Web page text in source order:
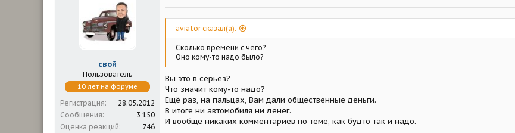
свой
Пользователь
10 лет на форуме
Регистрация
28.05.2012
Сообщения
3 150
Оценка реакций
746
aviator сказал(а):
Сколько времени с чего?
Оно кому-то надо было?
Вы это в серьез?
Что значит кому-то надо?
Ещё раз, на пальцах, Вам дали общественные деньги.
В итоге ни автомобиля ни денег.
И вообще никаких комментариев по теме, как будто так и надо.